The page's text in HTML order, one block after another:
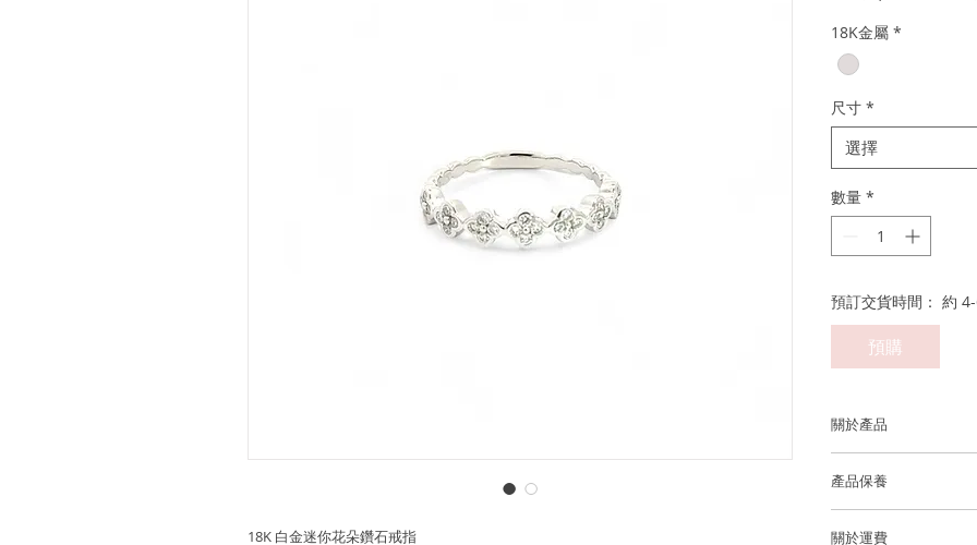
18K 白金迷你花朵鑽石戒指
18K金屬 *
尺寸 *
選擇
數量 *
預訂交貨時間： 約
預購
關於產品
鑽石重量: ~28 顆鑽
度的優質鑽石)
產品保養
關於運費